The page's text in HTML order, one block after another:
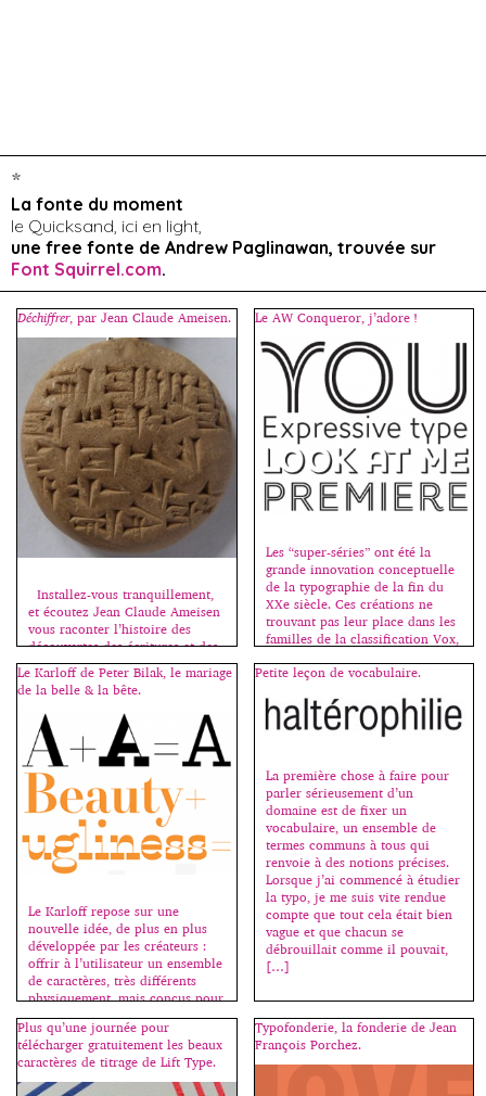
*
La fonte du moment
le Quicksand, ici en light,
une free fonte de Andrew Paglinawan, trouvée sur
Font Squirrel.com.
Déchiffrer, par Jean Claude Ameisen.
Installez-vous tranquillement,
et écoutez Jean Claude Ameisen
vous raconter l’histoire des
découvertes des écritures et des
langues antiques, de la Perse à
la Crète :
http://www.franceinter.fr/emissi
on-sur-les-epaules-de-darwin,
émission de ce jour, samedi 6
juin. Sources images : Wikipedia.
Le AW Conqueror, j’adore !
Les “super-séries” ont été la
grande innovation conceptuelle
de la typographie de la fin du
XXe siècle. Ces créations ne
trouvant pas leur place dans les
familles de la classification Vox,
nouvelle, la famille des
sont des caractères à variantes, –
le plus souvent […]
Le Karloff de Peter Bilak, le mariage
de la belle & la bête.
Le Karloff repose sur une
nouvelle idée, de plus en plus
développée par les créateurs :
offrir à l’utilisateur un ensemble
de caractères, très différents
physiquement, mais conçus pour
aller de pair. Avec beaucoup
d’humour, Peter Bilak, de la
fonderie Typothèque, interroge
les codes du bon goût en alliant
laideur et beauté, le
Petite leçon de vocabulaire.
La première chose à faire pour
parler sérieusement d’un
domaine est de fixer un
vocabulaire, un ensemble de
termes communs à tous qui
renvoie à des notions précises.
Lorsque j’ai commencé à étudier
la typo, je me suis vite rendue
compte que tout cela était bien
vague et que chacun se
débrouillait comme il pouvait,
[…]
Plus qu’une journée pour
télécharger gratuitement les beaux
caractères de titrage de Lift Type.
Typofonderie, la fonderie de Jean
François Porchez.